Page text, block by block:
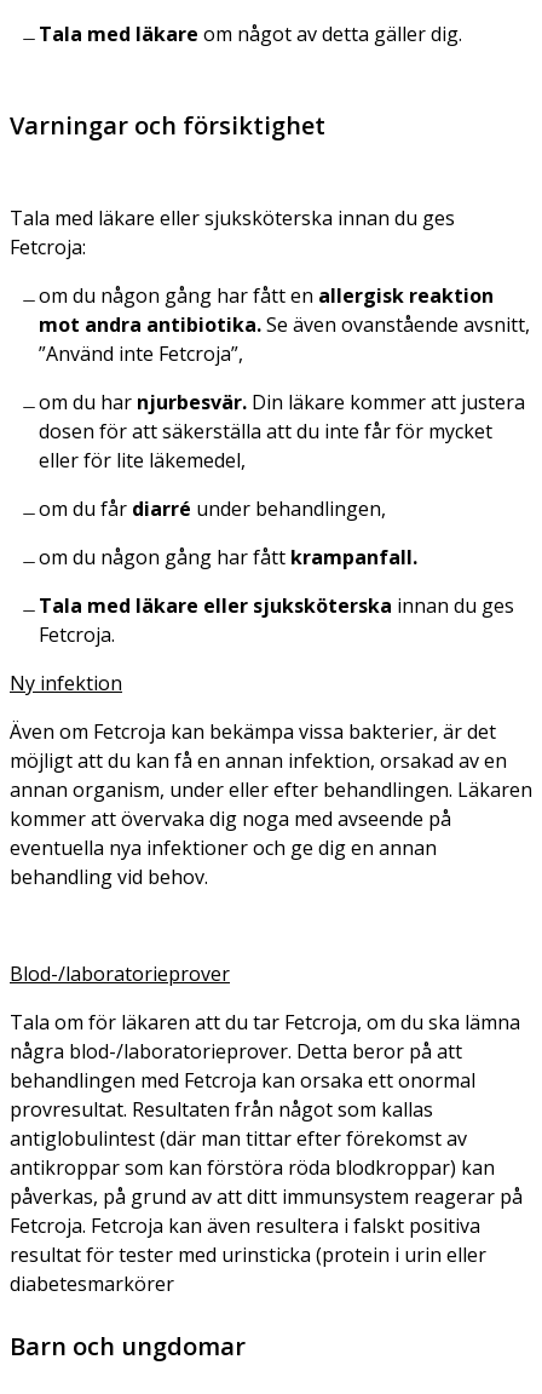
Tala med läkare om något av detta gäller dig.
Varningar och försiktighet
Tala med läkare eller sjuksköterska innan du ges
Fetcroja:
om du någon gång har fått en allergisk reaktion
mot andra antibiotika.Se även ovanstående avsnitt,
”Använd inte Fetcroja”,
om du har njurbesvär. Din läkare kommer att justera
dosen för att säkerställa att du inte får för mycket
eller för lite läkemedel,
om du får diarré under behandlingen,
om du någon gång har fått krampanfall.
Tala med läkare eller sjuksköterska innan du ges
Fetcroja.
Ny infektion
Även om Fetcroja kan bekämpa vissa bakterier, är det
möjligt att du kan få en annan infektion, orsakad av en
annan organism, under eller efter behandlingen. Läkaren
kommer att övervaka dig noga med avseende på
eventuella nya infektioner och ge dig en annan
behandling vid behov.
Blod-/laboratorieprover
Tala om för läkaren att du tar Fetcroja, om du ska lämna
några blod-/laboratorieprover. Detta beror på att
behandlingen med Fetcroja kan orsaka ett onormal
provresultat. Resultaten från något som kallas
antiglobulintest (där man tittar efter förekomst av
antikroppar som kan förstöra röda blodkroppar) kan
påverkas, på grund av att ditt immunsystem reagerar på
Fetcroja. Fetcroja kan även resultera i falskt positiva
resultat för tester med urinsticka (protein i urin eller
diabetesmarkörer
Barn och ungdomar